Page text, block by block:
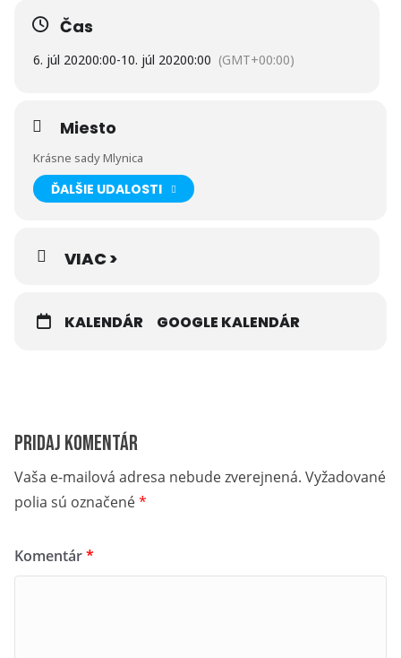
rokov Čas: 8.00 – 16.00 h
výtvarné, hudobné
súrodenec 134 eur ( V cene je zahrnuté: program, desiata,
obed, olovrant, pitný režim. )
Čas
6. júl 20200:00-10. júl 20200:00 (GMT+00:00)
Miesto
Krásne sady Mlynica
ĎALŠIE UDALOSTI
VIAC >
KALENDÁR GOOGLE KALENDÁR
Pridaj komentár
Vaša e-mailová adresa nebude zverejnená. Vyžadované
polia sú označené*
Komentár*